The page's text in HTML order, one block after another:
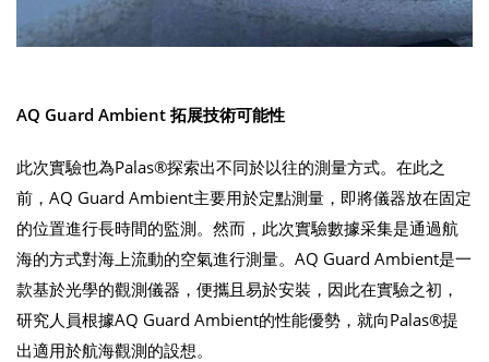
AQ Guard Ambient 拓展技術可能性
此次實驗也為Palas®探索出不同於以往的測量方式。在此之
前，AQ Guard Ambient主要用於定點測量，即將儀器放在固定
的位置進行長時間的監測。然而，此次實驗數據采集是通過航
海的方式對海上流動的空氣進行測量。AQ Guard Ambient是一
款基於光學的觀測儀器，便攜且易於安裝，因此在實驗之初，
研究人員根據AQ Guard Ambient的性能優勢，就向Palas®提
出適用於航海觀測的設想。